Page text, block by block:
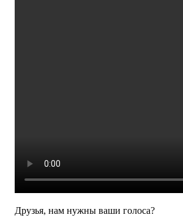
Друзья, нам нужны ваши голоса?